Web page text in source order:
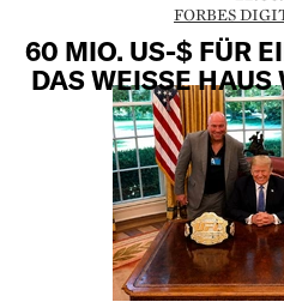
FORBES
60 MIO. US-$ FÜR
DAS WEISSE HAUS